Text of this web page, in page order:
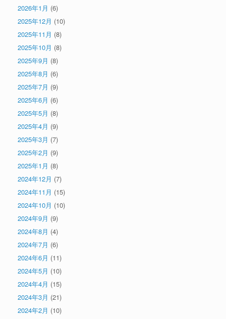
2026年1月 (6)
2025年12月 (10)
2025年11月 (8)
2025年10月 (8)
2025年9月 (8)
2025年8月 (6)
2025年7月 (9)
2025年6月 (6)
2025年5月 (8)
2025年4月 (9)
2025年3月 (7)
2025年2月 (9)
2025年1月 (8)
2024年12月 (7)
2024年11月 (15)
2024年10月 (10)
2024年9月 (9)
2024年8月 (4)
2024年7月 (6)
2024年6月 (11)
2024年5月 (10)
2024年4月 (15)
2024年3月 (21)
2024年2月 (10)